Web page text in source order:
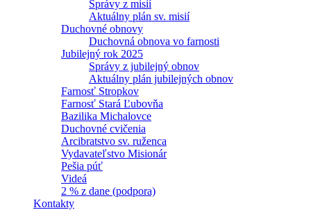
Správy z misií
Aktuálny plán sv. misií
Duchovné obnovy
Duchovná obnova vo farnosti
Jubilejný rok 2025
Správy z jubilejný obnov
Aktuálny plán jubilejných obnov
Farnosť Stropkov
Farnosť Stará Ľubovňa
Bazilika Michalovce
Duchovné cvičenia
Arcibratstvo sv. ruženca
Vydavateľstvo Misionár
Pešia púť
Videá
2 % z dane (podpora)
Kontakty